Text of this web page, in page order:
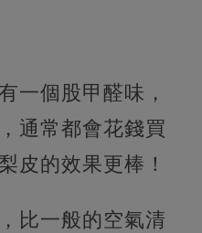
一個股甲醛味，
通常都會花錢買
皮的效果更棒！
比一般的空氣清